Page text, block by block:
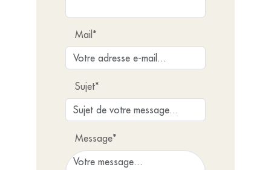
Mail*
Sujet*
Message*